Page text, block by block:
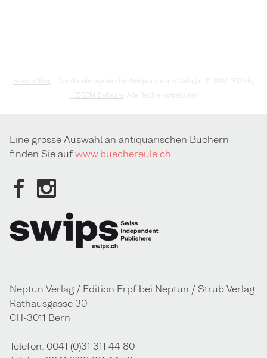
HescomShop
- Das Webshopsystem für Antiquariate und Verlage | © 2006-2026 by
HESCOM-Software
. Alle Rechte vorbehalten.
Eine grosse Auswahl an antiquarischen Büchern
finden Sie aufwww.buechereule.ch
Neptun Verlag / Edition Erpf bei Neptun / Strub Verlag
Rathausgasse 30
CH-3011 Bern
Telefon: 0041 (0)31 311 44 80